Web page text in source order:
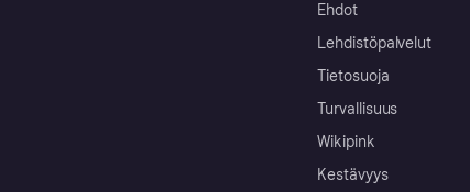
Ehdot
Lehdistöpalvelut
Tietosuoja
Turvallisuus
Wikipink
Kestävyys